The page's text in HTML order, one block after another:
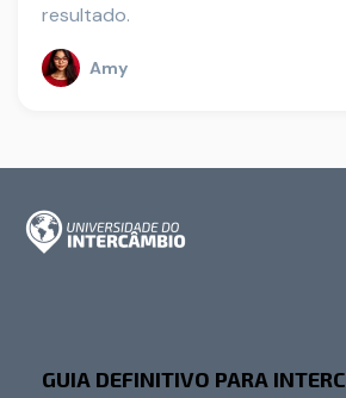
resultado.
Amy
GUIA DEFINITIVO PARA